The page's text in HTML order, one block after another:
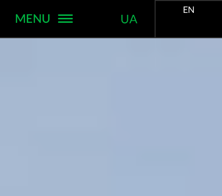
MENU UA
EN